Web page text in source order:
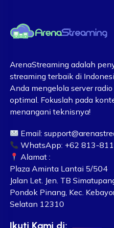
ArenaStreaming adalah
streaming terbaik di
Anda mengelola server
optimal. Fokuslah pada
menangani teknisnya!
Email:
WhatsApp: +62 813-
Alamat :
Plaza Aminta Lantai 5/504
Jalan Let. Jen. TB
Pondok Pinang, Kec.
Selatan 12310
Ikuti Kami di: